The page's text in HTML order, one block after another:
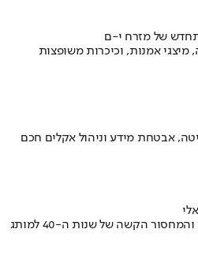
של מזרח י-ם
אמנות, וכיכרות משופצות
אבטחת מידע וניהול אקלים חכם
איך אסם הפכה את תקופת הצנע והמחסור הקשה של שנות ה-40 למותג